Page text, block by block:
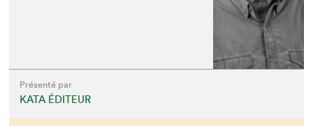
Présenté par
KATA ÉDITEUR